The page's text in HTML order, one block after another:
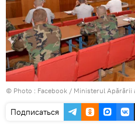
© Photo : Facebook / Ministerul Apărării
Подписаться